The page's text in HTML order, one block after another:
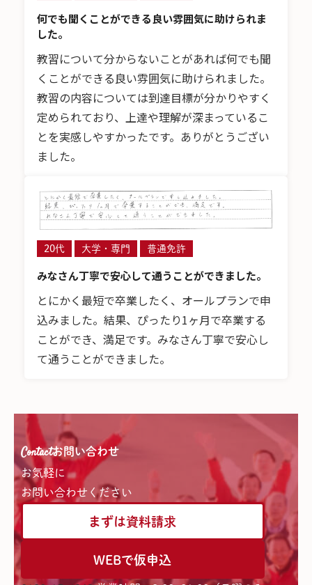
何でも聞くことができる良い雰囲気に助けられま
した。
教習について分からないことがあれば何でも聞
くことができる良い雰囲気に助けられました。
教習の内容については到達目標が分かりやすく
定められており、上達や理解が深まっているこ
とを実感しやすかったです。ありがとうござい
ました。
20代 大学・専門 普通免許
みなさん丁寧で安心して通うことができました。
とにかく最短で卒業したく、オールプランで申
込みました。結果、ぴったり1ヶ月で卒業する
ことができ、満足です。みなさん丁寧で安心し
て通うことができました。
Contactお問い合わせ
お気軽に
お問い合わせください
まずは資料請求
WEBで仮申込